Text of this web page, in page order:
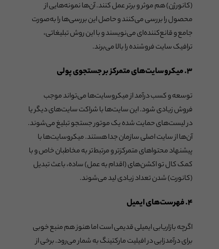
(کانورژن) هم موثر و برتر عمل کنند. آن‌ها نمونه‌هایی از
محصول را بررسی می‌کنند و حاصل این بررسی‌ها را به‌صورت
جامع و قانع‌کننده‌ای می‌نویسند و با این روش تبلیغاتی،
ترافیک سایت فروشنده را بالا می‌برند.
۳. میکروسایت‌های متمرکز بر جستجوی پولی
توسعه و کسب درآمد از میکروسایت‌ها می‌تواند موجب
فروش زیادی شود. این سایت‌ها با شراکت سایت‌های دیگر یا
در لیست‌های حمایت شده یک موتور جستجو تبلیغ می‌شوند.
آن‌ها از سایت اصلی سازمان جدا هستند. میکروسایت‌ها با
پیشنهاد محتواهای متمرکزتر و مرتبط‌تر به مخاطبان خاص و با
کمک کال تو اکشن‌های (اقدام به عمل) ساده، باعث تبدیل
(کانورت) شدن تعداد زیادی لید می‌شوند.
۴. فهرست‌های ایمیل
اگرچه بازاریابی ایمیلی قدیمی است اما هنوز هم منبع خوبی
برای درآمدزایی در افیلیت مارکتینگ به شمار می‌رود. برخی از